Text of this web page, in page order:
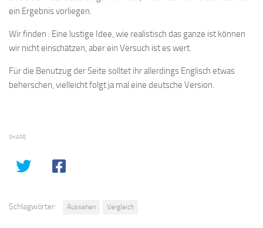
ein Ergebnis vorliegen.
Wir finden : Eine lustige Idee, wie realistisch das ganze ist können
wir nicht einschätzen, aber ein Versuch ist es wert.
Für die Benutzug der Seite solltet ihr allerdings Englisch etwas
beherschen, vielleicht folgt ja mal eine deutsche Version.
SHARE
Schlagwörter: Aussehen Vergleich